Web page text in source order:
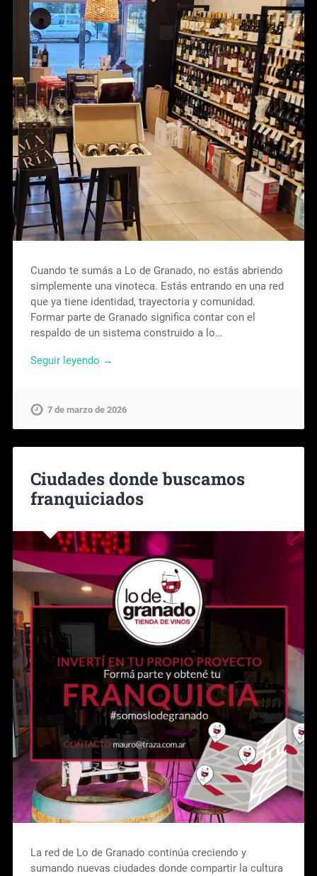
Cuando te sumás a Lo de Granado, no estás abriendo
simplemente una vinoteca. Estás entrando en una red
que ya tiene identidad, trayectoria y comunidad.
Formar parte de Granado significa contar con el
respaldo de un sistema construido a lo…
Seguir leyendo →
7 de marzo de 2026
Ciudades donde buscamos
franquiciados
La red de Lo de Granado continúa creciendo y
sumando nuevas ciudades donde compartir la cultura